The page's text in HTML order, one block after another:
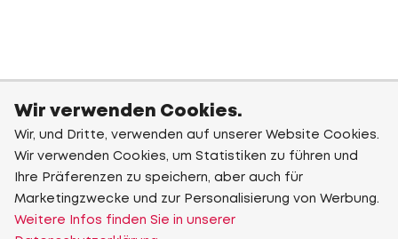
Wir verwenden Cookies.
Wir, und Dritte, verwenden auf unserer Website Cookies.
Wir verwenden Cookies, um Statistiken zu führen und
Ihre Präferenzen zu speichern, aber auch für
Marketingzwecke und zur Personalisierung von Werbung.
Weitere Infos finden Sie in unserer